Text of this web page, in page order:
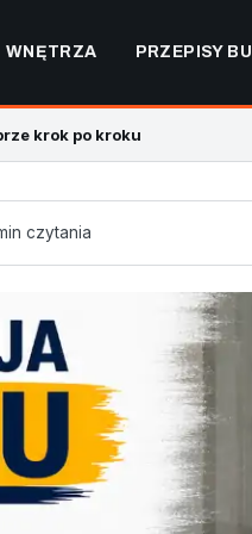
WNĘTRZA PRZEPISY
krok po kroku
czytania